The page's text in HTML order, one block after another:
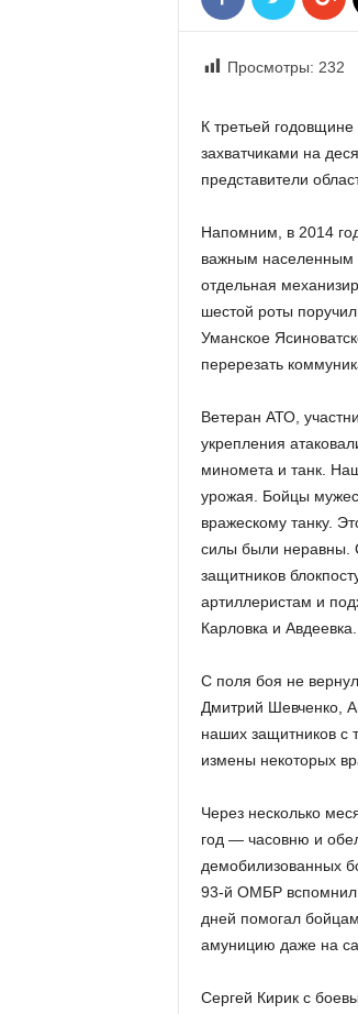
Просмотры: 232
К третьей
захватчиками на
представители
Напомним, в 2014
важным населенным
отдельная
шестой роты
Уманское
перерезать
Ветеран АТО,
укрепления
миномета и танк.
урожая. Бойцы
вражескому танку.
силы были неравны.
защитников
артиллеристам и
Карловка и Авдеевка.
С поля боя не
Дмитрий Шевченко,
наших защитников с
измены некоторых
Через несколько
год — часовню и
демобилизованных
93-й ОМБР вспомнил
дней помогал
амуницию даже на
Сергей Кирик с